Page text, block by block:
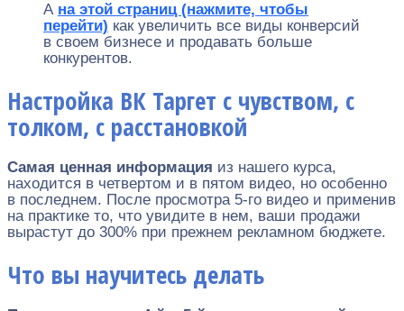
А на этой страниц (нажмите, чтобы
перейти) как увеличить все виды конверсий
в своем бизнесе и продавать больше
конкурентов.
Настройка ВК Таргет с чувством, с
толком, с расстановкой
Самая ценная информация из нашего курса,
находится в четвертом и в пятом видео, но особенно
в последнем. После просмотра 5-го видео и применив
на практике то, что увидите в нем, ваши продажи
вырастут до 300% при прежнем рекламном бюджете.
Что вы научитесь делать